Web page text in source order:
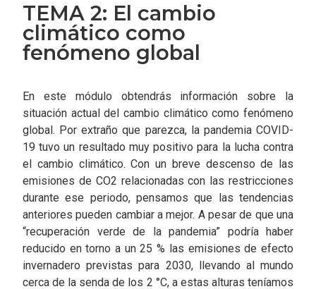
TEMA 2: El cambio
climático como
fenómeno global
En este módulo obtendrás información sobre la
situación actual del cambio climático como fenómeno
global. Por extraño que parezca, la pandemia COVID-
19 tuvo un resultado muy positivo para la lucha contra
el cambio climático. Con un breve descenso de las
emisiones de CO2 relacionadas con las restricciones
durante ese periodo, pensamos que las tendencias
anteriores pueden cambiar a mejor. A pesar de que una
“recuperación verde de la pandemia” podría haber
reducido en torno a un 25 % las emisiones de efecto
invernadero previstas para 2030, llevando al mundo
cerca de la senda de los 2 °C, a estas alturas teníamos